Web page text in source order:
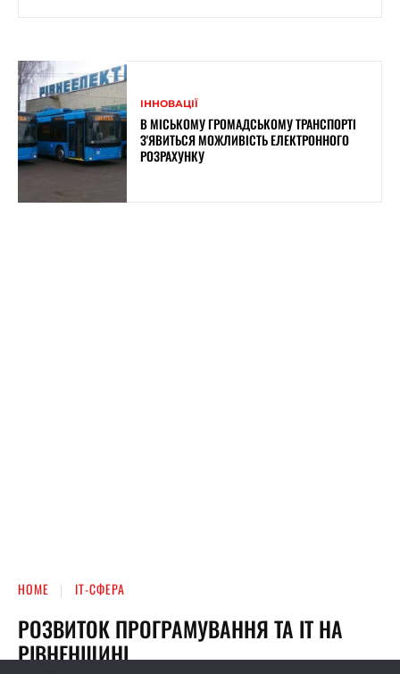
ІННОВАЦІЇ
В МІСЬКОМУ ГРОМАДСЬКОМУ ТРАНСПОРТІ
З'ЯВИТЬСЯ МОЖЛИВІСТЬ ЕЛЕКТРОННОГО
РОЗРАХУНКУ